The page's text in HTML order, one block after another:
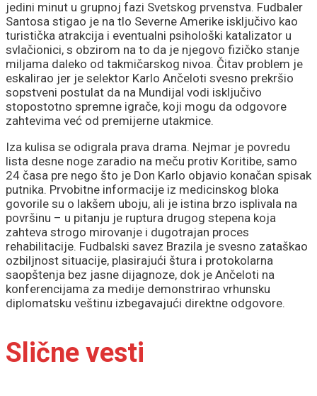
jedini minut u grupnoj fazi Svetskog prvenstva. Fudbaler
Santosa stigao je na tlo Severne Amerike isključivo kao
turistička atrakcija i eventualni psihološki katalizator u
svlačionici, s obzirom na to da je njegovo fizičko stanje
miljama daleko od takmičarskog nivoa. Čitav problem je
eskalirao jer je selektor Karlo Ančeloti svesno prekršio
sopstveni postulat da na Mundijal vodi isključivo
stopostotno spremne igrače, koji mogu da odgovore
zahtevima već od premijerne utakmice.
Iza kulisa se odigrala prava drama. Nejmar je povredu
lista desne noge zaradio na meču protiv Koritibe, samo
24 časa pre nego što je Don Karlo objavio konačan spisak
putnika. Prvobitne informacije iz medicinskog bloka
govorile su o lakšem uboju, ali je istina brzo isplivala na
površinu – u pitanju je ruptura drugog stepena koja
zahteva strogo mirovanje i dugotrajan proces
rehabilitacije. Fudbalski savez Brazila je svesno zataškao
ozbiljnost situacije, plasirajući štura i protokolarna
saopštenja bez jasne dijagnoze, dok je Ančeloti na
konferencijama za medije demonstrirao vrhunsku
diplomatsku veštinu izbegavajući direktne odgovore.
Slične vesti